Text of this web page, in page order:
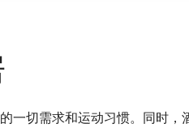
一切需求和运动习惯。同时，